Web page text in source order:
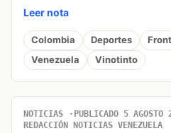
Leer nota
Colombia Deportes
Venezuela
Vinotinto
NOTICIAS PUBLICADO 5 AGOSTO
REDACCIÓN NOTICIAS VENEZUELA